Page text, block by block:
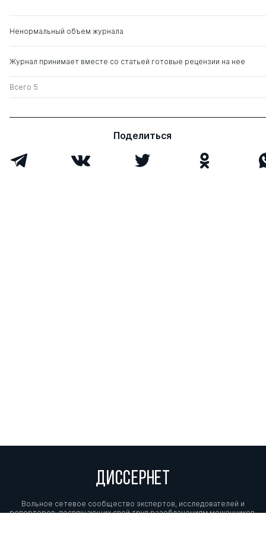
Галоганов Алексей
д. ю.н. 1 1
Павлович
Ненормальный объем журнала
Журнал принимает вместе со статьей готовые рецензии на нее
Всего 5
Поделиться
ДИССЕРНЕТ
Вольное сетевое сообщество экспертов, исследователей и
репортеров, посвящающих свой труд разоблачениям мошенников,